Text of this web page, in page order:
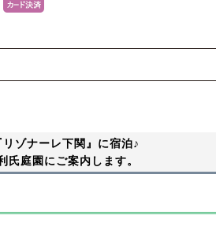
ゾナーレ下関』に宿泊♪
庭園にご案内します。